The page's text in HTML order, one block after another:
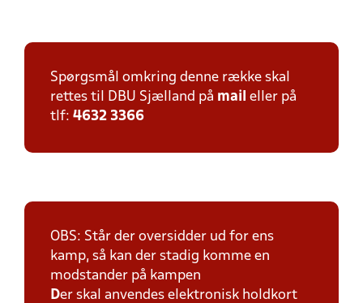
Spørgsmål omkring denne række skal
rettes til DBU Sjælland på mail eller på
tlf: 4632 3366
OBS: Står der oversidder ud for ens
kamp, så kan der stadig komme en
modstander på kampen
Der skal anvendes elektronisk holdkort